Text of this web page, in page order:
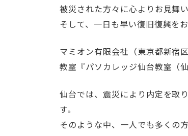
被災された方々に心よりお見舞
そして、一日も早い復旧復興を
マミオン有限会社（東京都新宿
教室『パソカレッジ仙台教室（
仙台では、震災により内定を取
す。
そのような中、一人でも多くの